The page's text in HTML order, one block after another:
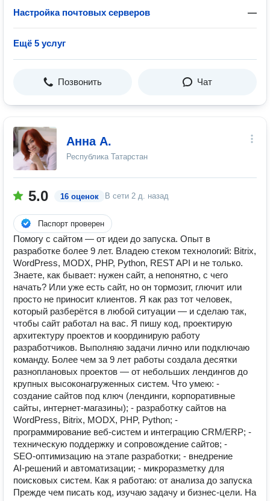
Настройка почтовых серверов —
Ещё 5 услуг
Позвонить Чат
Анна А.
Республика Татарстан
5.0 16 оценок В сети 2 д. назад
Паспорт проверен
Помогу с сайтом — от идеи до запуска. Опыт в
разработке более 9 лет. Владею стеком технологий: Bitrix,
WordPress, MODX, PHP, Python, REST API и не только.
Знаете, как бывает: нужен сайт, а непонятно, с чего
начать? Или уже есть сайт, но он тормозит, глючит или
просто не приносит клиентов. Я как раз тот человек,
который разберётся в любой ситуации — и сделаю так,
чтобы сайт работал на вас. Я пишу код, проектирую
архитектуру проектов и координирую работу
разработчиков. Выполняю задачи лично или подключаю
команду. Более чем за 9 лет работы создала десятки
разноплановых проектов — от небольших лендингов до
крупных высоконагруженных систем. Что умею: -
создание сайтов под ключ (лендинги, корпоративные
сайты, интернет‑магазины); - разработку сайтов на
WordPress, Bitrix, MODX, PHP, Python; -
программирование веб‑систем и интеграцию CRM/ERP; -
техническую поддержку и сопровождение сайтов; -
SEO‑оптимизацию на этапе разработки; - внедрение
AI‑решений и автоматизации; - микроразметку для
поисковых систем. Как я работаю: от анализа до запуска
Прежде чем писать код, изучаю задачу и бизнес‑цели. На